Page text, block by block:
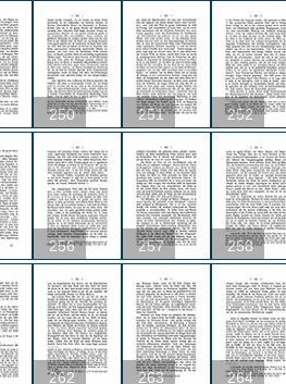
250 251 252
256 257 258
262 263 264